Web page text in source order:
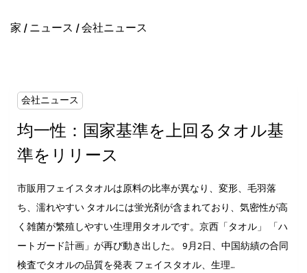
家 /ニュース /会社ニュース
会社ニュース
均一性：国家基準を上回るタオル基
準をリリース
市販用フェイスタオルは原料の比率が異なり、変形、毛羽落
ち、濡れやすい タオルには蛍光剤が含まれており、気密性が高
く雑菌が繁殖しやすい生理用タオルです。京西「タオル」 「ハ
ートガード計画」が再び動き出した。 9月2日、中国紡績の合同
検査でタオルの品質を発表 フェイスタオル、生理...